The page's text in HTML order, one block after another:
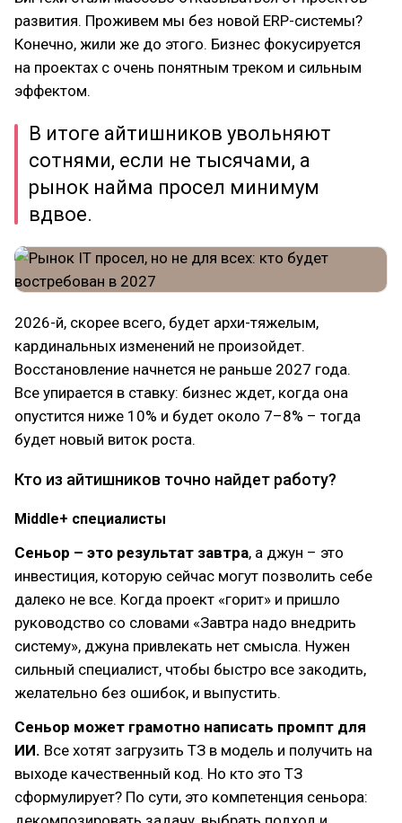
развития. Проживем мы без новой ERP-системы?
Конечно, жили же до этого. Бизнес фокусируется
на проектах с очень понятным треком и сильным
эффектом.
В итоге айтишников увольняют
сотнями, если не тысячами, а
рынок найма просел минимум
вдвое.
2026-й, скорее всего, будет архи-тяжелым,
кардинальных изменений не произойдет.
Восстановление начнется не раньше 2027 года.
Все упирается в ставку: бизнес ждет, когда она
опустится ниже 10% и будет около 7–8% – тогда
будет новый виток роста.
Кто из айтишников точно найдет работу?
Middle+ специалисты
Сеньор – это результат завтра, а джун – это
инвестиция, которую сейчас могут позволить себе
далеко не все. Когда проект «горит» и пришло
руководство со словами «Завтра надо внедрить
систему», джуна привлекать нет смысла. Нужен
сильный специалист, чтобы быстро все закодить,
желательно без ошибок, и выпустить.
Сеньор может грамотно написать промпт для
ИИ. Все хотят загрузить ТЗ в модель и получить на
выходе качественный код. Но кто это ТЗ
сформулирует? По сути, это компетенция сеньора: